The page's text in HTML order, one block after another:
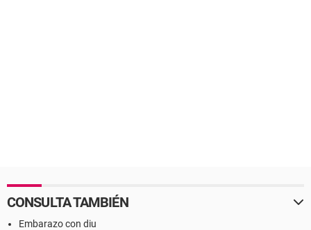
CONSULTA TAMBIÉN
Embarazo con diu